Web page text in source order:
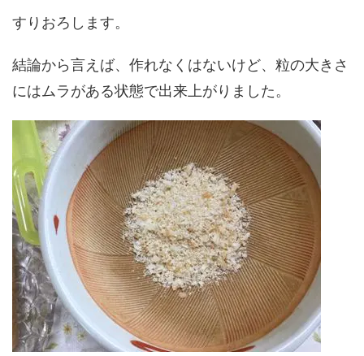
すりおろします。
結論から言えば、作れなくはないけど、粒の大きさ
にはムラがある状態で出来上がりました。